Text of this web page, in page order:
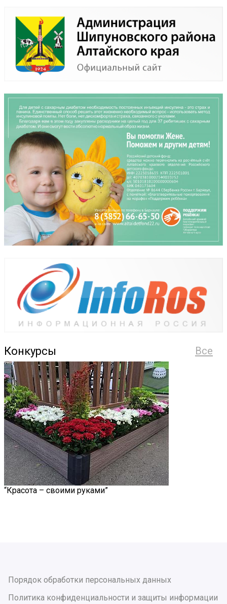
Все
Конкурсы
“Красота – своими руками”
Порядок обработки персональных данных
Политика конфиденциальности и защиты информации